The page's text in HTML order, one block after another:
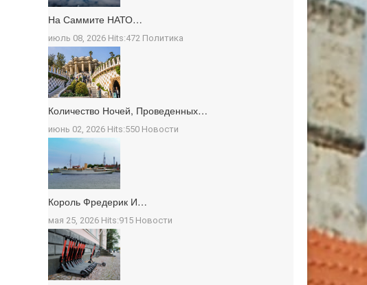
На Саммите НАТО…
июль 08, 2026 Hits:472 Политика
Количество Ночей, Проведенных…
июнь 02, 2026 Hits:550 Новости
Король Фредерик И…
мая 25, 2026 Hits:915 Новости